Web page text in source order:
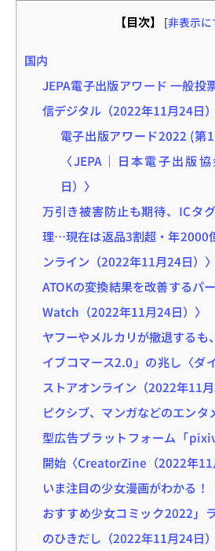
【目次】 [非表示に
国内
JEPA電子出版アワード 一般投
信デジタル（2022年11月24日）
電子出版アワード2022 (第
〈JEPA｜日本電子出版
日）〉
万引き被害防止も期待、ICタ
理…現在は返品3割超・年2000
ンライン（2022年11月24日）〉
ATOKの変換結果を改善するパ
Watch（2022年11月24日）〉
ヤフーやメルカリが撤退するも
イブコマース2.0」の兆し〈ダ
ストアオンライン（2022年11月
ピクシブ、マンガなどのエンタ
型広告プラットフォーム「
開始〈CreatorZine（2022年11
いま注目の少女漫画がわかる！
おすすめ少女コミック2022」
のひきだし（2022年11月24日）